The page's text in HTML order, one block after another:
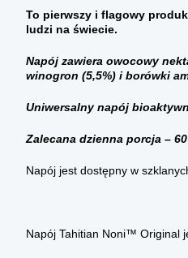
To pierwszy i flagowy
ludzi na świecie.
Napój zawiera owocowy
winogron (5,5%) i borówki
Uniwersalny napój
Zalecana dzienna porcja –
Napój jest dostępny w
Napój Tahitian Noni™ Original